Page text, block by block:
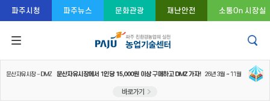
콘텐츠 바로가기
주메뉴 바로가기
푸터 바로가기
파주시청 파주뉴스 문화관광 재난안전 소통On 시장실